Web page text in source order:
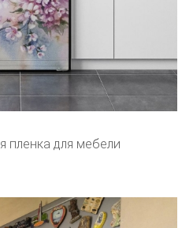
пленка для мебели